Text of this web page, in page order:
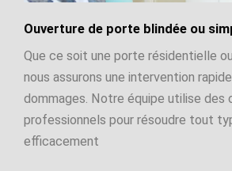
Ouverture de porte blindée ou
Que ce soit une porte résidentielle
nous assurons une intervention
dommages. Notre équipe utilise des
professionnels pour résoudre tout
efficacement